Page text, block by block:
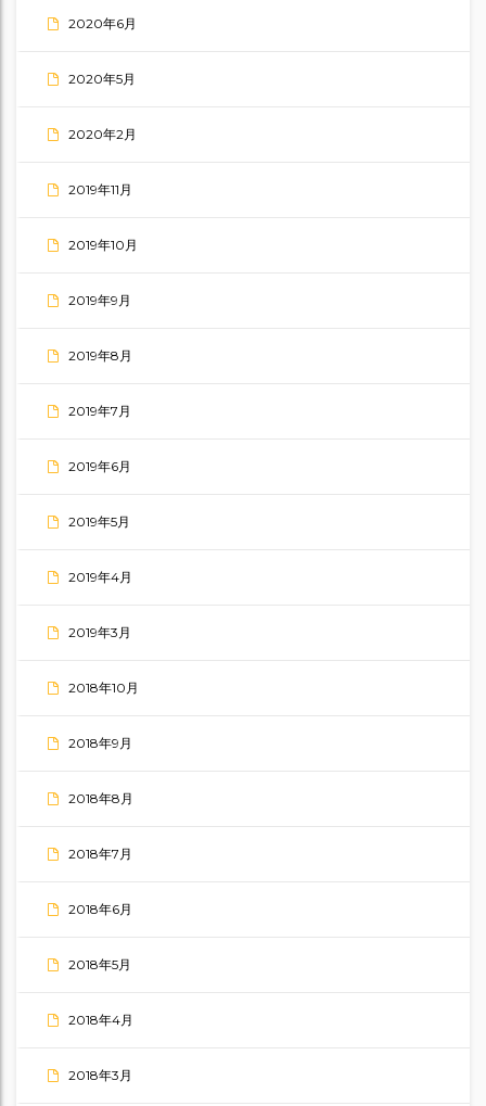
2020年6月
2020年5月
2020年2月
2019年11月
2019年10月
2019年9月
2019年8月
2019年7月
2019年6月
2019年5月
2019年4月
2019年3月
2018年10月
2018年9月
2018年8月
2018年7月
2018年6月
2018年5月
2018年4月
2018年3月